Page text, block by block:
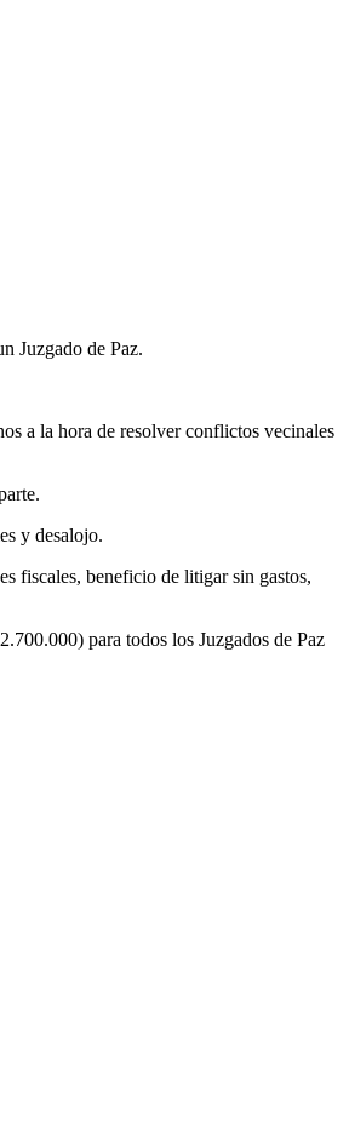
Juzgado de Paz.
a la hora de resolver conflictos vecinales
y desalojo.
fiscales, beneficio de litigar sin gastos,
para todos los Juzgados de Paz